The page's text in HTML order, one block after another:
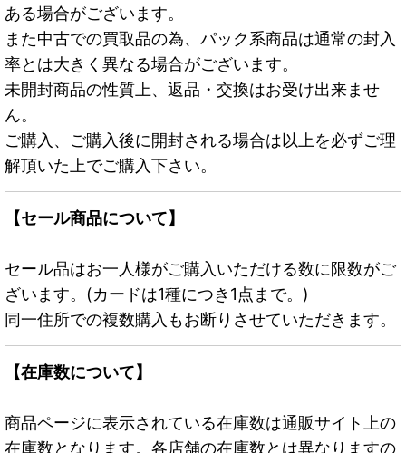
ある場合がございます。
また中古での買取品の為、パック系商品は通常の封入
率とは大きく異なる場合がございます。
未開封商品の性質上、返品・交換はお受け出来ませ
ん。
ご購入、ご購入後に開封される場合は以上を必ずご理
解頂いた上でご購入下さい。
【セール商品について】
セール品はお一人様がご購入いただける数に限数がご
ざいます。(カードは1種につき1点まで。)
同一住所での複数購入もお断りさせていただきます。
【在庫数について】
商品ページに表示されている在庫数は通販サイト上の
在庫数となります。各店舗の在庫数とは異なりますの